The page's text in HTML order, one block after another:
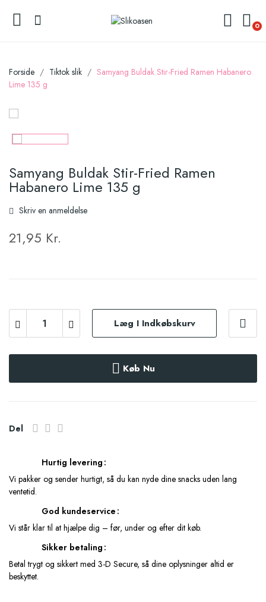
0
Forside Tiktok slik
Samyang Buldak Stir-Fried Ramen Habanero
Lime 135 g
Samyang Buldak Stir-Fried Ramen
Habanero Lime 135 g
Skriv en anmeldelse
21,95 Kr.
Læg I Indkøbskurv
Køb Nu
Del
Hurtig levering
Vi pakker og sender hurtigt, så du kan nyde dine snacks uden lang
ventetid.
God kundeservice
Vi står klar til at hjælpe dig – før, under og efter dit køb.
Sikker betaling
Betal trygt og sikkert med 3-D Secure, så dine oplysninger altid er
beskyttet.